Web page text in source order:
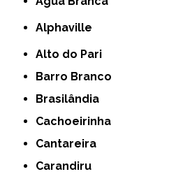
Alphaville
Alto do Pari
Barro Branco
Brasilândia
Cachoeirinha
Cantareira
Carandiru